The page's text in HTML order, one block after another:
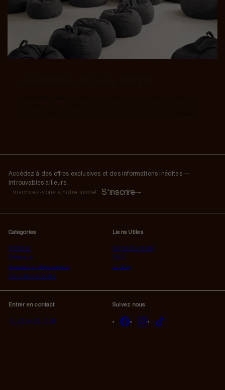
Accédez à des offres exclusives et des informations inédites —
introuvables ailleurs.
S'inscrire
Inscrivez-
notre
S'inscrire
Catégories
Intérieur
Extérieur
Housses et Accessoires
Peluches Géantes
Liens Utiles
Contactez-nous
F.A.Q
Le Blog
Entrer en contact
01 84 23 17 32
Suivez nous
FacebookInstagram